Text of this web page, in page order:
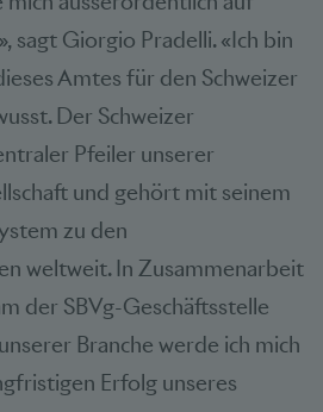
sagt Giorgio Pradelli. «Ich bin
Amtes für den Schweizer
Der Schweizer
Pfeiler unserer
und gehört mit seinem
zu den
weltweit. In Zusammenarbeit
der SBVg-Geschäftsstelle
Branche werde ich mich
Erfolg unseres